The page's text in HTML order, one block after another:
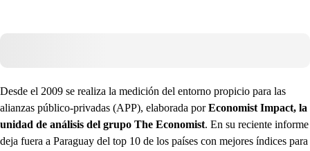
Desde el 2009 se realiza la medición del entorno propicio para las
alianzas público-privadas (APP), elaborada porEconomist Impact, la
unidad de análisis del grupo The Economist. En su reciente informe
deja fuera a Paraguay del top 10 de los países con mejores índices para